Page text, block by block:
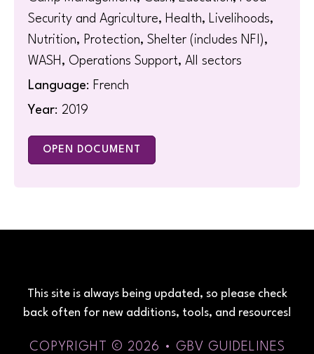
Security and Agriculture, Health, Livelihoods,
Nutrition, Protection, Shelter (includes NFI),
WASH, Operations Support, All sectors
Language: French
Year: 2019
OPEN DOCUMENT
This site is always being updated, so please check
back often for new additions, tools, and resources!
COPYRIGHT © 2026 • GBV GUIDELINES